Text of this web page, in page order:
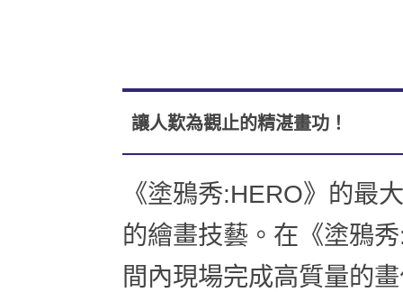
讓人歎為觀止的精湛畫功！
《塗鴉秀:HERO》的最
的繪畫技藝。在《塗鴉
間內現場完成高質量的